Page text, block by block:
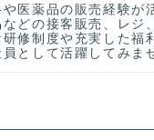
医薬品の販売経験
などの接客販売、レ
修制度や充実した
として活躍してみま